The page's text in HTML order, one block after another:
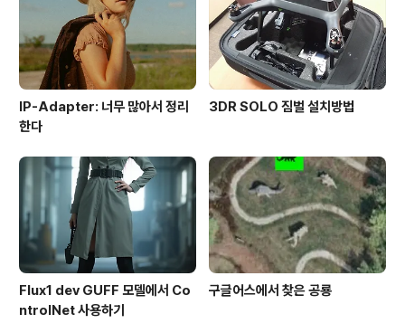
IP-Adapter: 너무 많아서 정리
한다
3DR SOLO 짐벌 설치방법
Flux1 dev GUFF 모델에서 Co
ntrolNet 사용하기
구글어스에서 찾은 공룡